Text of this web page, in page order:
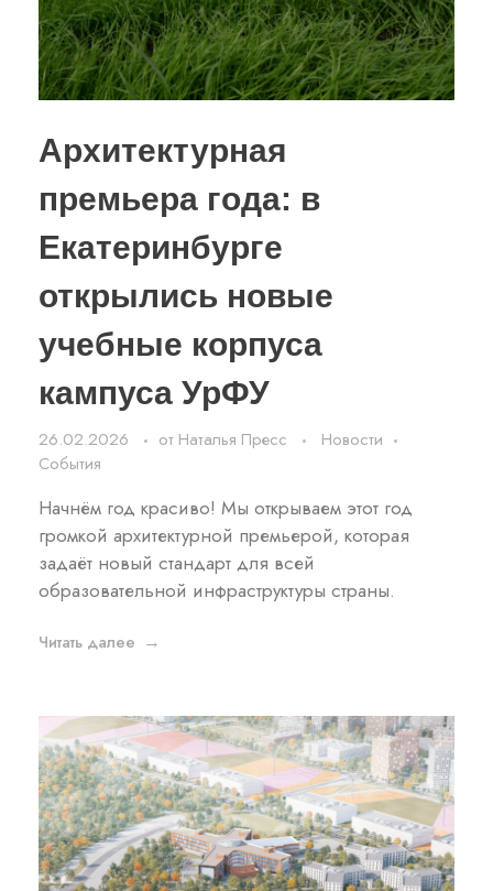
Архитектурная
премьера года: в
Екатеринбурге
открылись новые
учебные корпуса
кампуса УрФУ
26.02.2026 от Наталья Пресс
Новости
События
Начнём год красиво! Мы открываем этот год
громкой архитектурной премьерой, которая
задаёт новый стандарт для всей
образовательной инфраструктуры страны.
Читать далее